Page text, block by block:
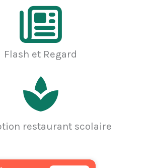
Flash et Regard
restaurant scolaire